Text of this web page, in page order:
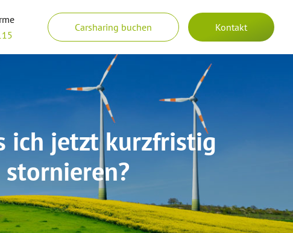
Carsharing buchen Kontakt
ich jetzt kurzfristig